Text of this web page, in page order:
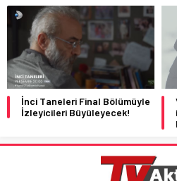
İnci Taneleri Final Bölümüyle
İzleyicileri Büyüleyecek!